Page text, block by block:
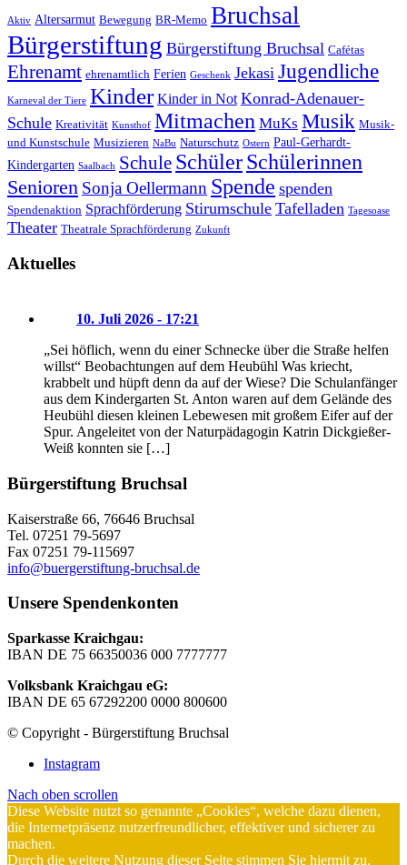
Aktiv Altersarmut Bewegung BR-Memo Bruchsal
Bürgerstiftung Bürgerstiftung Bruchsal Cafétas
Ehrenamt ehrenamtlich Ferien Geschenk Jekasi Jugendliche
Karneval der Tiere Kinder Kinder in Not Konrad-Adenauer-
Schule Kreativität Kunsthof Mitmachen MuKs Musik Musik-
und Kunstschule Musizieren NaBu Naturschutz Ostern Paul-Gerhardt-
Kindergarten Saalbach Schule SchülerSchülerinnen
Senioren Sonja Oellermann Spende spenden
Spendenaktion Sprachförderung Stirumschule Tafelladen Tagesoase
Theater Theatrale Sprachförderung Zukunft
Aktuelles
10. Juli 2026 - 17:21
„Sei höflich, wenn du einer Schnecke über die Straße helfen
willst“ Beobachtungen auf dem Heubühl Was kriecht,
krabbelt und hüpft denn da auf der Wiese? Die Schulanfänger
aus dem Kindergarten St. Anton waren auf dem Gelände des
Heubühl diesen kleinen Lebewesen mit großem Eifer auf der
Spur. Angeleitet von der Naturpädagogin Katrin Dickgießer-
Weiß konnten sie […]
Bürgerstiftung Bruchsal
Kaiserstraße 66, 76646 Bruchsal
Tel. 07251 79-5697
Fax 07251 79-115697
info@buergerstiftung-bruchsal.de
Unsere Spendenkonten
Sparkasse Kraichgau:
IBAN DE 75 66350036 000 7777777
Volksbank Kraichgau eG:
IBAN DE 65 67292200 0000 800600
© Copyright - Bürgerstiftung Bruchsal
Instagram
Nach oben scrollen
Diese Website nutzt so genannte „Cookies“, welche dazu dienen,
die Internetpräsenz nutzerfreundlicher, effektiver und sicherer zu
machen.
Durch die weitere Nutzung dieser Seite stimmen Sie hiermit zu.